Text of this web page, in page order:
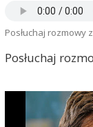
Posłuchaj rozmowy
Posłuchaj